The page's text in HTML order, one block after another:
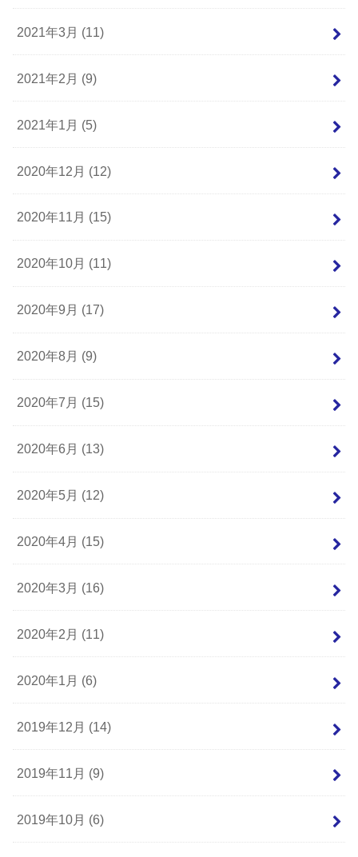
2021年3月 (11)
2021年2月 (9)
2021年1月 (5)
2020年12月 (12)
2020年11月 (15)
2020年10月 (11)
2020年9月 (17)
2020年8月 (9)
2020年7月 (15)
2020年6月 (13)
2020年5月 (12)
2020年4月 (15)
2020年3月 (16)
2020年2月 (11)
2020年1月 (6)
2019年12月 (14)
2019年11月 (9)
2019年10月 (6)